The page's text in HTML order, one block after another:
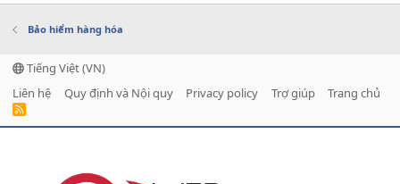
Bảo hiểm hàng hóa
Tiếng Việt (VN)
Liên hệ
Quy định và Nội quy Privacy policy Trợ giúp Trang chủ
R